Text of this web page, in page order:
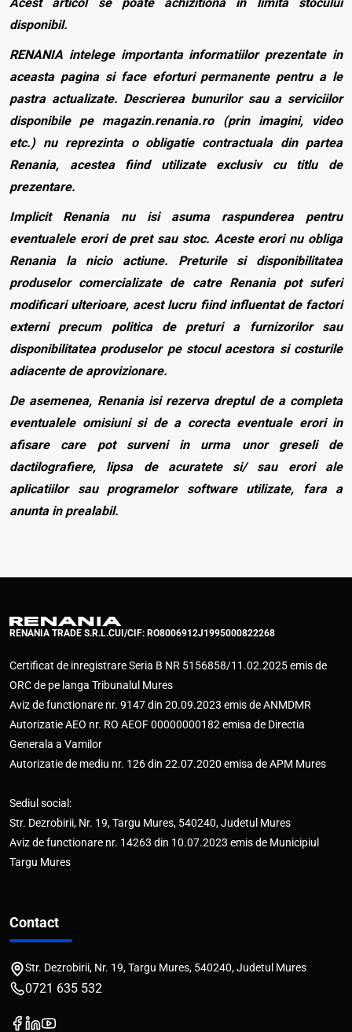
disponibil.
RENANIA intelege importanta informatiilor prezentate in
aceasta pagina si face eforturi permanente pentru a le
pastra actualizate. Descrierea bunurilor sau a serviciilor
disponibile pe magazin.renania.ro (prin imagini, video
etc.) nu reprezinta o obligatie contractuala din partea
Renania, acestea fiind utilizate exclusiv cu titlu de
prezentare.
Implicit Renania nu isi asuma raspunderea pentru
eventualele erori de pret sau stoc. Aceste erori nu obliga
Renania la nicio actiune. Preturile si disponibilitatea
produselor comercializate de catre Renania pot suferi
modificari ulterioare, acest lucru fiind influentat de factori
externi precum politica de preturi a furnizorilor sau
disponibilitatea produselor pe stocul acestora si costurile
adiacente de aprovizionare.
De asemenea, Renania isi rezerva dreptul de a completa
eventualele omisiuni si de a corecta eventuale erori in
afisare care pot surveni in urma unor greseli de
dactilografiere, lipsa de acuratete si/ sau erori ale
aplicatiilor sau programelor software utilizate, fara a
anunta in prealabil.
RENANIA TRADE S.R.L.CUI/CIF: RO8006912J1995000822268
Certificat de inregistrare Seria B NR 5156858/11.02.2025 emis de
ORC de pe langa Tribunalul Mures
Aviz de functionare nr. 9147 din 20.09.2023 emis de ANMDMR
Autorizatie AEO nr. RO AEOF 00000000182 emisa de Directia
Generala a Vamilor
Autorizatie de mediu nr. 126 din 22.07.2020 emisa de APM Mures
Sediul social:
Str. Dezrobirii, Nr. 19, Targu Mures, 540240, Judetul Mures
Aviz de functionare nr. 14263 din 10.07.2023 emis de Municipiul
Targu Mures
Contact
Str. Dezrobirii, Nr. 19, Targu Mures, 540240, Judetul Mures
0721 635 532